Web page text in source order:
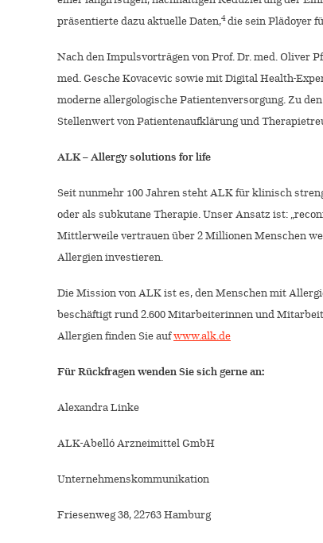
präsentierte dazu aktuelle Daten,4die sein Plädoyer
Nach den Impulsvorträgen von Prof. Dr. med. Oliver
med. Gesche Kovacevic sowie mit Digital Health-
moderne allergologische Patientenversorgung. Zu
Stellenwert von Patientenaufklärung und
ALK – Allergy solutions for life
Seit nunmehr 100 Jahren steht ALK für klinisch
oder als subkutane Therapie. Unser Ansatz ist:
Mittlerweile vertrauen über 2 Millionen Menschen
Allergien investieren.
Die Mission von ALK ist es, den Menschen mit
beschäftigt rund 2.600 Mitarbeiterinnen und
Allergien finden Sie aufwww.alk.de
Für Rückfragen wenden Sie sich gerne an:
Alexandra Linke
ALK-Abelló Arzneimittel GmbH
Unternehmenskommunikation
Friesenweg 38, 22763 Hamburg